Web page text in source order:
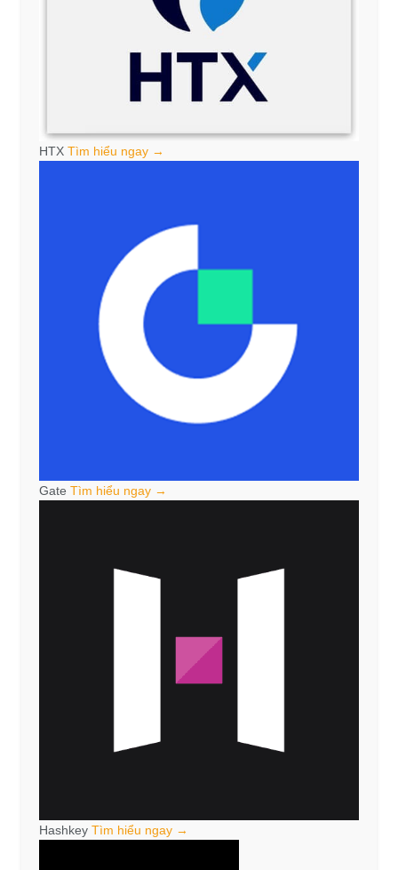
HTX Tìm hiểu ngay →
Gate Tìm hiểu ngay →
Hashkey Tìm hiểu ngay →